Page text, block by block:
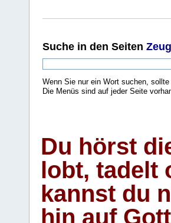
Suche in den Seiten
Wenn Sie nur ein Wort suchen,
Die Menüs sind auf jeder Seite
Du hörst
lobt, tadelt
kannst du
hin auf